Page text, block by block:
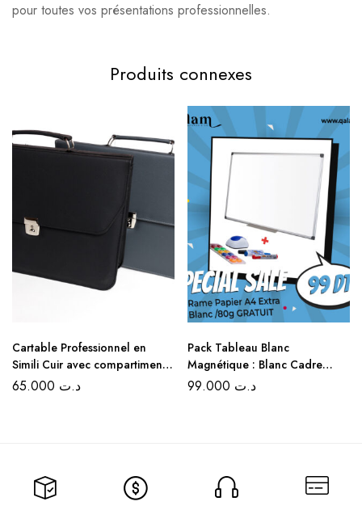
pour toutes vos présentations professionnelles.
Produits connexes
Cartable Professionnel en
Simili Cuir avec compartiments
– Noir et Gris
د.ت
Pack Tableau Blanc
Magnétique : Blanc Cadre
Aluminium 60×90 CM + Rame
د.ت